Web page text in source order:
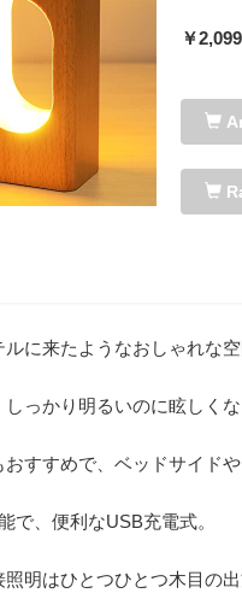
￥2,099
に来たようなおしゃれな
っかり明るいのに眩しくな
すすめで、ベッドサイド
で、便利なUSB充電式。
明はひとつひとつ木目の